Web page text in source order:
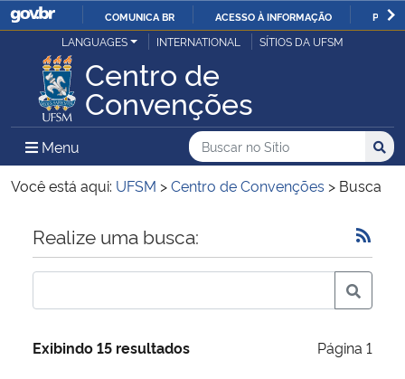
IR
PARA
O
CONTEÚDO
COMUNICA BR ACESSO À INFORMAÇÃO
Ministério da Justiça e Segurança Pública
Ministério da Defesa
Ministério das Relações Exteriores
Ministério da Economia
Ministério da Infraestrutura
LANGUAGES INTERNATIONAL SÍTIOS DA UFSM
Centro de
Convenções
Menu Menu Principal do Sítio
Busca
Buscar no no Sítio
Busca:
Você está aqui: UFSM >Centro de Convenções > Busca
Início do conteúdo
Realize uma busca:
Exibindo 15 resultados Página 1